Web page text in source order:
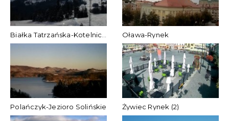
Białka Tatrzańska-Kotelnica Białczańska Oława-Rynek
Polańczyk-Jezioro Solińskie Żywiec Rynek (2)